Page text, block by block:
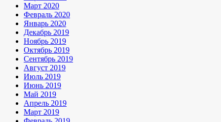
Март 2020
Февраль 2020
Январь 2020
Декабрь 2019
Ноябрь 2019
Октябрь 2019
Сентябрь 2019
Август 2019
Июль 2019
Июнь 2019
Май 2019
Апрель 2019
Март 2019